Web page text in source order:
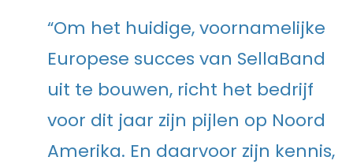
“Om het huidige, voornamelijke
Europese succes van SellaBand
uit te bouwen, richt het bedrijf
voor dit jaar zijn pijlen op Noord
Amerika. En daarvoor zijn kennis,